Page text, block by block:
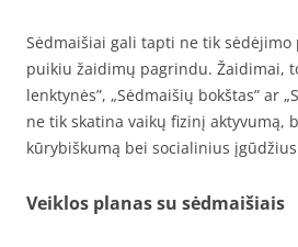
Sėdmaišiai gali tapti ne tik
puikiu žaidimų pagrindu. Žaidimai,
lenktynės”, „Sėdmaišių bokštas” ar
ne tik skatina vaikų fizinį aktyvumą,
kūrybiškumą bei socialinius
Veiklos planas su sėdmaišiais